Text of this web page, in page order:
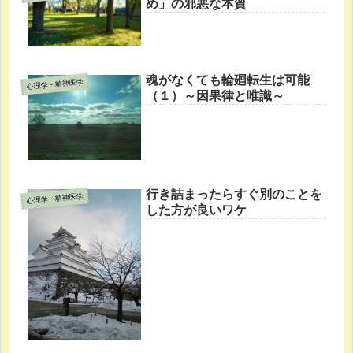
め」の邪悪な本質
心理学・精神医学
魂がなくても輪廻転生は可能
（１）～因果律と唯識～
心理学・精神医学
行き詰まったらすぐ別のことを
した方が良いワケ